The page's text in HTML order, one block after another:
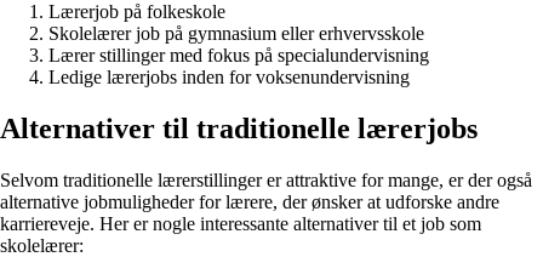
Lærerjob på folkeskole
Skolelærer job på gymnasium eller erhvervsskole
Lærer stillinger med fokus på specialundervisning
Ledige lærerjobs inden for voksenundervisning
Alternativer til traditionelle lærerjobs
Selvom traditionelle lærerstillinger er attraktive for mange, er der også
alternative jobmuligheder for lærere, der ønsker at udforske andre
karriereveje. Her er nogle interessante alternativer til et job som
skolelærer: